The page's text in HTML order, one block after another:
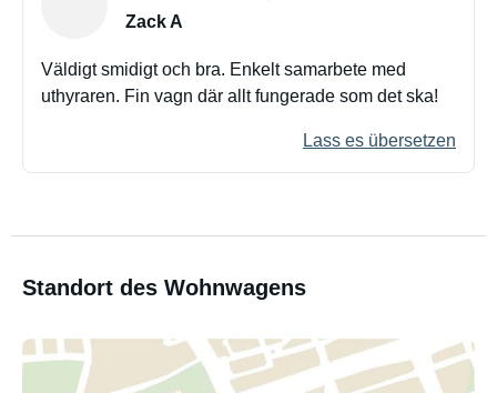
Zack A
Väldigt smidigt och bra. Enkelt samarbete med
uthyraren. Fin vagn där allt fungerade som det ska!
Lass es übersetzen
Standort des Wohnwagens